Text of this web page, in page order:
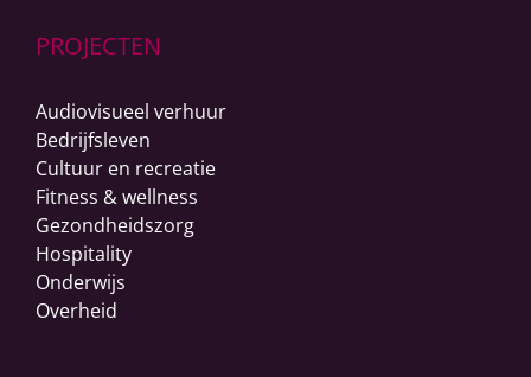
PROJECTEN
Audiovisueel verhuur
Bedrijfsleven
Cultuur en recreatie
Fitness & wellness
Gezondheidszorg
Hospitality
Onderwijs
Overheid